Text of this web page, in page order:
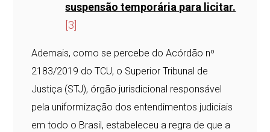
suspensão temporária para licitar.
[3]
Ademais, como se percebe do Acórdão nº
2183/2019 do TCU, o Superior Tribunal de
Justiça (STJ), órgão jurisdicional responsável
pela uniformização dos entendimentos judiciais
em todo o Brasil, estabeleceu a regra de que a